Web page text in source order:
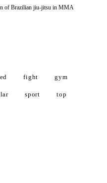
of Brazilian jiu-jitsu in MMA
fight gym
sport top